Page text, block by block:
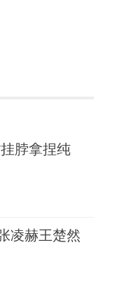
脖拿捏纯
凌赫王楚然